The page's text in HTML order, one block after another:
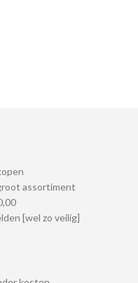
assortiment
[wel zo veilig]